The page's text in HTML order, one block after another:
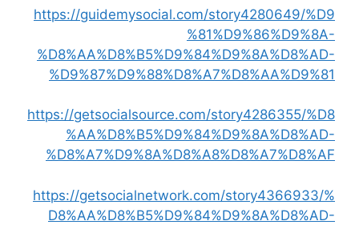
https://guidemysocial.com/story4280649/%D9
%81%D9%86%D9%8A-
%D8%AA%D8%B5%D9%84%D9%8A%D8%AD-
%D9%87%D9%88%D8%A7%D8%AA%D9%81
https://getsocialsource.com/story4286355/%D8
%AA%D8%B5%D9%84%D9%8A%D8%AD-
%D8%A7%D9%8A%D8%A8%D8%A7%D8%AF
https://getsocialnetwork.com/story4366933/%
D8%AA%D8%B5%D9%84%D9%8A%D8%AD-